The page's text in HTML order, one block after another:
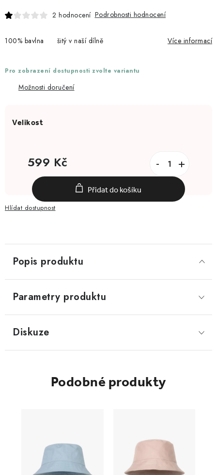
2 hodnocení Podrobnosti hodnocení
100% bavlna šitý v naší dílně Více informací
Pro zobrazení dostupnosti zvolte variantu
Možnosti doručení
599 Kč
Přidat do košíku
Hlídat
Popis produktu
Parametry produktu
Diskuze
Podobné produkty